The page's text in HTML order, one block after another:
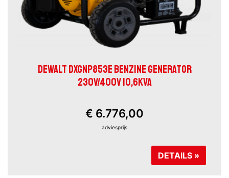
DEWALT DXGNP853E BENZINE GENERATOR
230V/400V 10,6KVA
€ 6.776,00
adviesprijs
DETAILS »